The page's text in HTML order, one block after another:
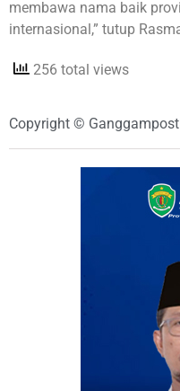
membawa nama baik
internasional,” tutup
256 total views
Copyright ©